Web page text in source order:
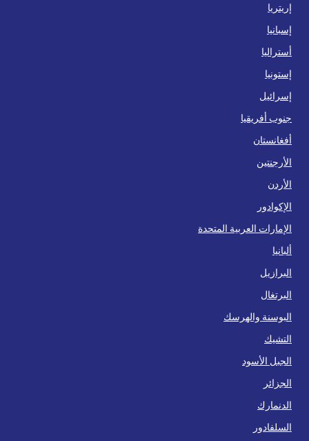
إريتريا
إسبانيا
أستراليا
إستونيا
إسرائيل
جنوب أفريقيا
أفغانستان
الأرجنتين
الأردن
الإكوادور
الإمارات العربية المتحدة
ألبانيا
البرازيل
البرتغال
البوسنة والهرسك
التشيك
الجبل الأسود
الجزائر
الدنمارك
السلفادور